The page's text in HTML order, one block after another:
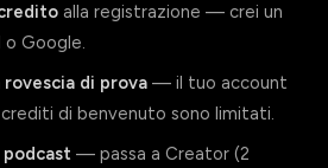
alla registrazione — crei un
o Google.
rovescia di prova — il tuo account
di benvenuto sono limitati.
— passa a Creator (2